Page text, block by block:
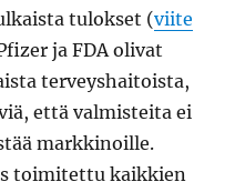
tulokset (viite
ja FDA olivat
terveyshaitoista,
että valmisteita ei
markkinoille.
toimitettu kaikkien